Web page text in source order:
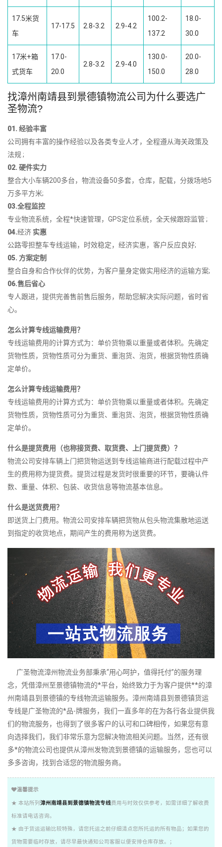
17.5米货
车
17-17.5 2.8-3.2 2.9-4.2
100.2-
137.2
18.0-
30.0
17米+箱
式货车
17.0-
20.0
2.8-3.2 2.9-4.0
130.0-
150.0
20.0-
28.0
找漳州南靖县到景德镇物流公司为什么要选广
圣物流?
01. 经验丰富
公司拥有丰富的操作经验以及各类专业人才，全程遵从海关政策及
法规 ;
02. 硬件实力
整合大小车辆200多台，物流设备50多套，仓库，配载，分拨场地5
万多平方米;
03.全程监控
专业物流系统，全程*快速管理，GPS定位系统，全天候跟踪监管 ;
04.经济 实惠
公路零担整车专线运输，时效稳定，经济实惠，客户反应良好;
05. 方案定制
整合自身和合作伙伴的优势，为客户量身定做实用经济的运输方案;
06.售后省心
专人跟进，提供完善售前售后服务，帮助您解决实际问题，省时省
心。
怎么计算专线运输费用？
专线运输费用的计算方式为：单价货物乘以重量或者体积。先确定
货物性质，货物性质可分为重货、重泡货、泡货，根据货物性质确
定单价。
怎么计算专线运输费用？
专线运输费用的计算方式为：单价货物乘以重量或者体积。先确定
货物性质，货物性质可分为重货、重泡货、泡货，根据货物性质确
定单价。
什么是提货费用（也称接货费、取货费、上门提货费）？
物流公司安排车辆上门把货物运送到专线运输商进行配载过程中产
生的费用称为提货费。提货过程是发货时很重要的环节，要确认件
数、重量、体积、包装、收货信息等物流基本信息。
什么是送货费用？
即送货上门费用。物流公司安排车辆把货物从包头物流集散地运送
到指定的收货地点，期间产生的费用称为送货费。
广圣物流漳州物流业务部秉承“用心呵护，值得托付”的服务理
念，凭借漳州至景德镇物流的*平台，始终致力于为客户提供**的漳
州南靖县到景德镇的专线物流运输服务。漳州南靖县到景德镇货运
专线是广圣物流的*品-牌服务，我们一直多年的在为各行各业提供我
们的物流服务，也得到了很多客户的认可和口碑相传，如果您有意
向选择我们，我们非常乐意为您解决物流相关问题。当然，还有很
多*的物流公司也提供从漳州发物流到景德镇的运输服务，您也可以
多多咨询，找到合适您的物流服务商。
温馨提示
★ 本站所列 漳州南靖县到景德镇物流专线费用与时效仅供参考，如需详细了解收费
标准请电话咨询。
★ 由于货运运输比较特殊，请您托运之前仔细清点您所托运的所有物品；如果您的
货物需要临时存放，请尽早最快通知公司客服以便安排仓库存放。；